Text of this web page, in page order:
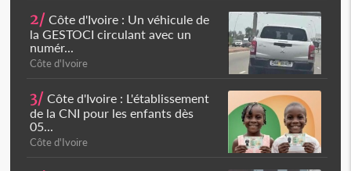
2/ Côte d'Ivoire : Un véhicule de
la GESTOCI circulant avec un
numér...
Côte d'Ivoire
3/ Côte d'Ivoire : L'établissement
de la CNI pour les enfants dès
05...
Côte d'Ivoire